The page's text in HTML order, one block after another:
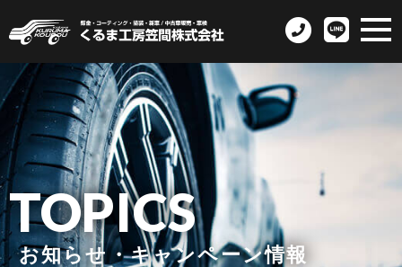
TOPICS
お知らせ・キャンペーン情報